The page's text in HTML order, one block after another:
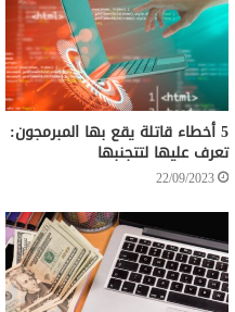
5 أخطاء قاتلة يقع بها المبرمجون:
تعرف عليها لتتجنبها
22/09/2023